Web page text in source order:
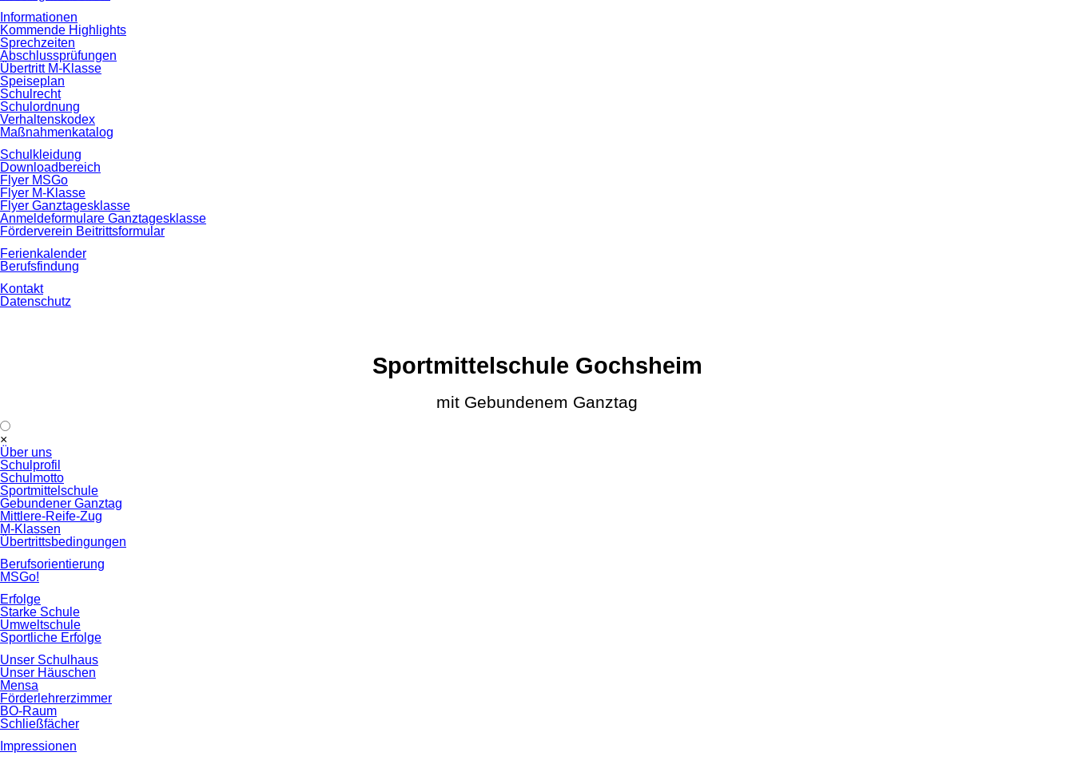
Informationen
Kommende Highlights
Sprechzeiten
Abschlussprüfungen
Übertritt M-Klasse
Speiseplan
Schulrecht
Schulordnung
Verhaltenskodex
Maßnahmenkatalog
Schulkleidung
Downloadbereich
Flyer MSGo
Flyer M-Klasse
Flyer Ganztagesklasse
Anmeldeformulare Ganztagesklasse
Förderverein Beitrittsformular
Ferienkalender
Berufsfindung
Kontakt
Datenschutz
Sportmittelschule Gochsheim
mit Gebundenem Ganztag
×
überspringen
Über uns
Schulprofil
Schulmotto
Sportmittelschule
Gebundener Ganztag
Mittlere-Reife-Zug
M-Klassen
Übertrittsbedingungen
Berufsorientierung
MSGo!
Erfolge
Starke Schule
Umweltschule
Sportliche Erfolge
Unser Schulhaus
Unser Häuschen
Mensa
Förderlehrerzimmer
BO-Raum
Schließfächer
Impressionen